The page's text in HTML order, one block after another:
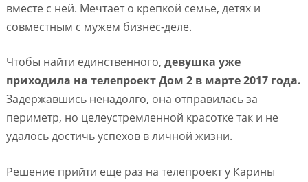
вместе с ней. Мечтает о крепкой семье, детях и
совместным с мужем бизнес-деле.
Чтобы найти единственного, девушка уже
приходила на телепроект Дом 2 в марте 2017 года.
Задержавшись ненадолго, она отправилась за
периметр, но целеустремленной красотке так и не
удалось достичь успехов в личной жизни.
Решение прийти еще раз на телепроект у Карины